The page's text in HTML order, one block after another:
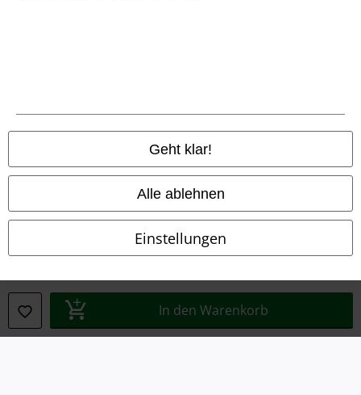
Geht klar!
Alle ablehnen
Einstellungen
In den Warenkorb
Alle Preise inkl. gesetzlicher Mehrwertsteuer, zzgl.
© 1986-2026 E.M.P. Merchandising HGmbH
EMP Online Shops
EMP International